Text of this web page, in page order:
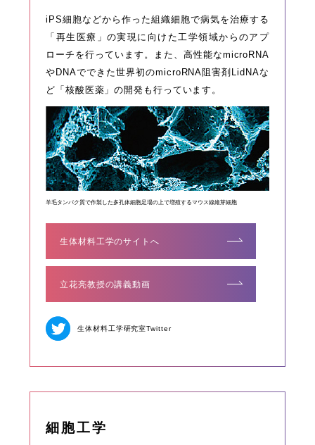
iPS細胞などから作った組織細胞で病気を治療する
「再生医療」の実現に向けた工学領域からのアプ
ローチを行っています。また、高性能なmicroRNA
やDNAでできた世界初のmicroRNA阻害剤LidNAな
ど「核酸医薬」の開発も行っています。
羊毛タンパク質で作製した多孔体細胞足場の上で増殖するマウス線維芽細胞
生体材料工学のサイトへ
立花亮教授の講義動画
生体材料工学研究室Twitter
細胞工学